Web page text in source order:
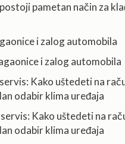
pametan način za
i zalog automobila
i zalog automobila
Kako uštedeti na
odabir klima uređaja
Kako uštedeti na
odabir klima uređaja